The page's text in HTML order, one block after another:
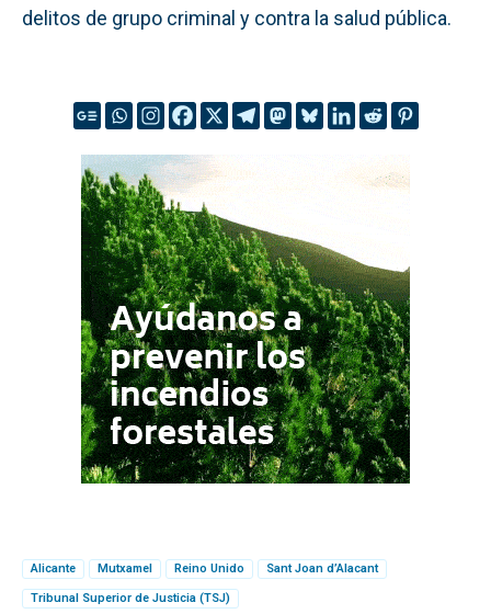
delitos de grupo criminal y contra la salud pública.
Alicante Mutxamel Reino Unido Sant Joan d’Alacant
Tribunal Superior de Justicia (TSJ)